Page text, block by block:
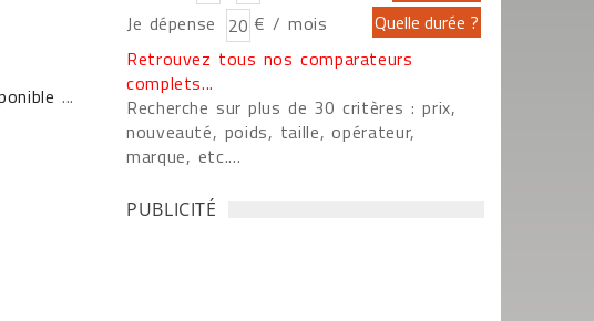
...
Je dépense
€ / mois
Retrouvez tous nos comparateurs
complets...
Recherche sur plus de 30 critères : prix,
nouveauté, poids, taille, opérateur,
marque, etc....
PUBLICITÉ